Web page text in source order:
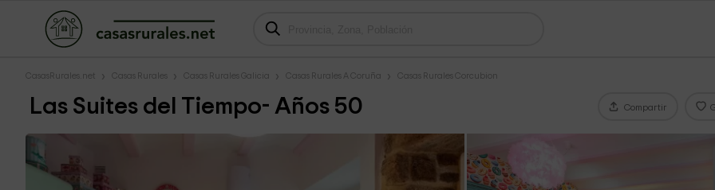
CasasRurales.net Casas Rurales Casas Rurales Galicia Casas Rurales A Coruña Casas Rurales Corcubion
Las Suites del Tiempo- Años 50 Compartir